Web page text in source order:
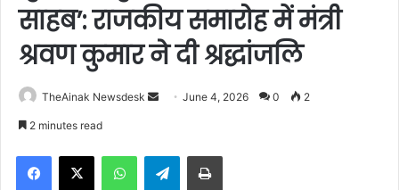
साहब’: राजकीय समारोह में मंत्री
श्रवण कुमार ने दी श्रद्धांजलि
TheAinak Newsdesk
a
June 4, 2026 0 2
2 minutes read
Telegram